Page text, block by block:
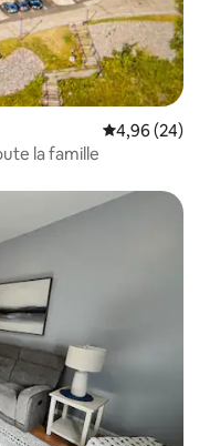
Évaluation
4,96 (24)
la famille